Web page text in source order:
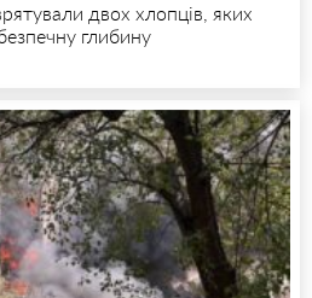
двох хлопців, яких
глибину